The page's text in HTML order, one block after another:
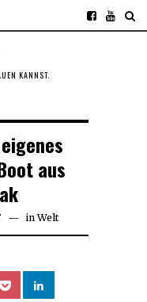
KANNST.
aus
April in Welt